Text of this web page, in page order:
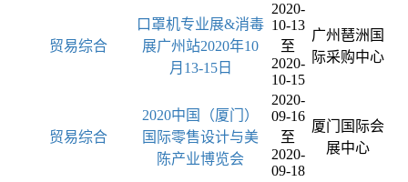
贸易综合
口罩机专业展&消毒
展广州站2020年10
月13-15日
2020-
10-13
至
2020-
10-15
广州琶洲国
际采购中心
贸易综合
2020中国（厦门）
国际零售设计与美
陈产业博览会
2020-
09-16
至
2020-
09-18
厦门国际会
展中心